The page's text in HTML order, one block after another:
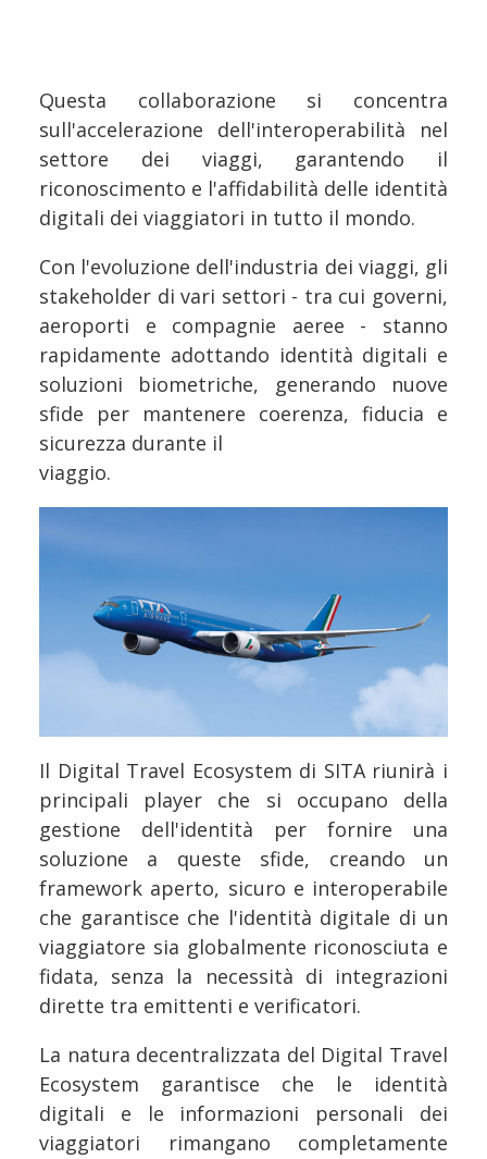
Questa collaborazione si concentra
sull'accelerazione dell'interoperabilità nel
settore dei viaggi, garantendo il
riconoscimento e l'affidabilità delle identità
digitali dei viaggiatori in tutto il mondo.
Con l'evoluzione dell'industria dei viaggi, gli
stakeholder di vari settori - tra cui governi,
aeroporti e compagnie aeree - stanno
rapidamente adottando identità digitali e
soluzioni biometriche, generando nuove
sfide per mantenere coerenza, fiducia e
sicurezza durante il
viaggio.
Il Digital Travel Ecosystem di SITA riunirà i
principali player che si occupano della
gestione dell'identità per fornire una
soluzione a queste sfide, creando un
framework aperto, sicuro e interoperabile
che garantisce che l'identità digitale di un
viaggiatore sia globalmente riconosciuta e
fidata, senza la necessità di integrazioni
dirette tra emittenti e verificatori.
La natura decentralizzata del Digital Travel
Ecosystem garantisce che le identità
digitali e le informazioni personali dei
viaggiatori rimangano completamente